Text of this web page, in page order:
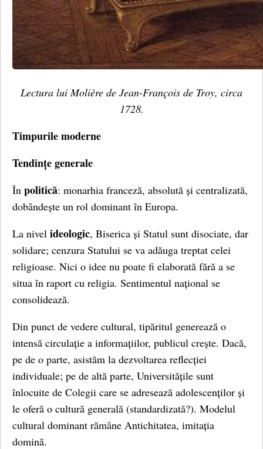
Lectura lui Molière de Jean-François de Troy, circa
1728.
Timpurile moderne
Tendințe generale
În politică: monarhia franceză, absolută și centralizată,
dobândește un rol dominant în Europa.
La nivel ideologic, Biserica și Statul sunt disociate, dar
solidare; cenzura Statului se va adăuga treptat celei
religioase. Nici o idee nu poate fi elaborată fără a se
situa în raport cu religia. Sentimentul național se
consolidează.
Din punct de vedere cultural, tipăritul generează o
intensă circulație a informațiilor, publicul crește. Dacă,
pe de o parte, asistăm la dezvoltarea reflecției
individuale; pe de altă parte, Universitățile sunt
înlocuite de Colegii care se adresează adolescenților și
le oferă o cultură generală (standardizată?). Modelul
cultural dominant rămâne Antichitatea, imitația
domină.